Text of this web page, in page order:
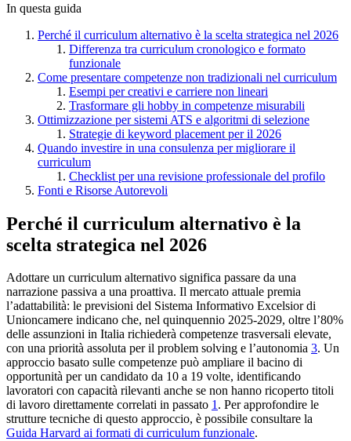
In questa guida
Perché il curriculum alternativo è la scelta strategica nel 2026
Differenza tra curriculum cronologico e formato
funzionale
Come presentare competenze non tradizionali nel curriculum
Esempi per creativi e carriere non lineari
Trasformare gli hobby in competenze misurabili
Ottimizzazione per sistemi ATS e algoritmi di selezione
Strategie di keyword placement per il 2026
Quando investire in una consulenza per migliorare il
curriculum
Checklist per una revisione professionale del profilo
Fonti e Risorse Autorevoli
Perché il curriculum alternativo è la
scelta strategica nel 2026
Adottare un curriculum alternativo significa passare da una
narrazione passiva a una proattiva. Il mercato attuale premia
l’adattabilità: le previsioni del Sistema Informativo Excelsior di
Unioncamere indicano che, nel quinquennio 2025-2029, oltre l’80%
delle assunzioni in Italia richiederà competenze trasversali elevate,
con una priorità assoluta per il problem solving e l’autonomia 3. Un
approccio basato sulle competenze può ampliare il bacino di
opportunità per un candidato da 10 a 19 volte, identificando
lavoratori con capacità rilevanti anche se non hanno ricoperto titoli
di lavoro direttamente correlati in passato 1. Per approfondire le
strutture tecniche di questo approccio, è possibile consultare la
Guida Harvard ai formati di curriculum funzionale.